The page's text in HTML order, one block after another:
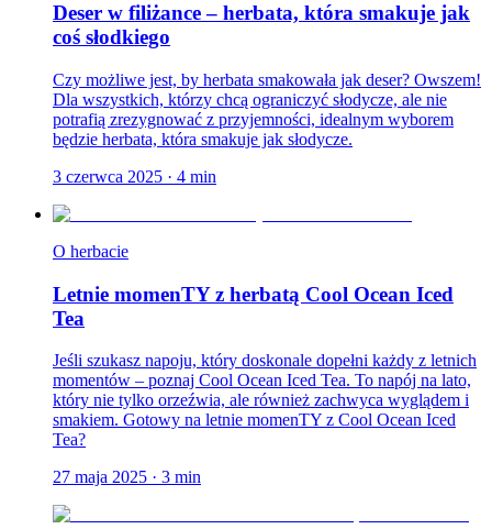
Deser w filiżance – herbata, która smakuje jak
coś słodkiego
Czy możliwe jest, by herbata smakowała jak deser? Owszem!
Dla wszystkich, którzy chcą ograniczyć słodycze, ale nie
potrafią zrezygnować z przyjemności, idealnym wyborem
będzie herbata, która smakuje jak słodycze.
3 czerwca 2025 · 4 min
O herbacie
Letnie momenTY z herbatą Cool Ocean Iced
Tea
Jeśli szukasz napoju, który doskonale dopełni każdy z letnich
momentów – poznaj Cool Ocean Iced Tea. To napój na lato,
który nie tylko orzeźwia, ale również zachwyca wyglądem i
smakiem. Gotowy na letnie momenTY z Cool Ocean Iced
Tea?
27 maja 2025 · 3 min